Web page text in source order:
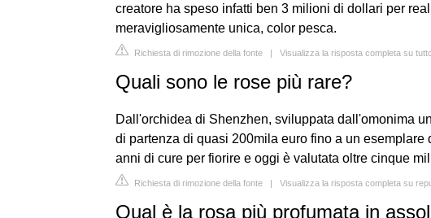
creatore ha speso infatti ben 3 milioni di dollari per
meravigliosamente unica, color pesca.
Richiesta di rimozione della fonte | Visualizza la risposta completa su
Quali sono le rose più rare?
Dall'orchidea di Shenzhen, sviluppata dall'omonima
di partenza di quasi 200mila euro fino a un
anni di cure per fiorire e oggi è valutata oltre cinque
Richiesta di rimozione della fonte | Visualizza la risposta completa su
Qual è la rosa più profumata in